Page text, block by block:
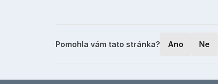
Pomohla vám tato stránka? Ano Ne